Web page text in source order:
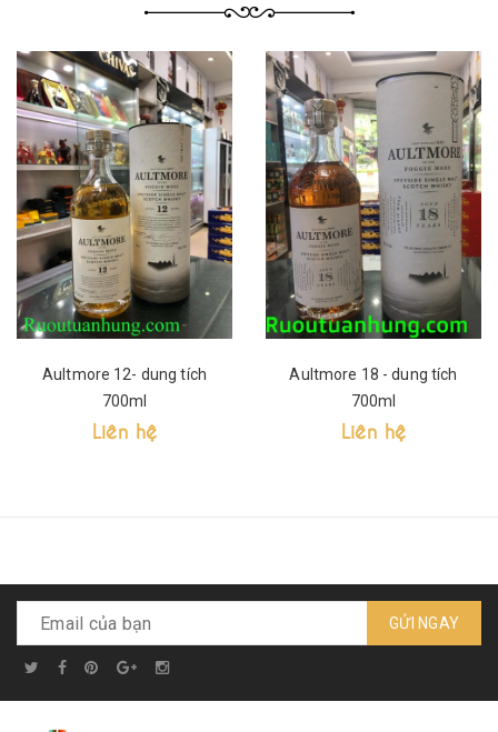
Aultmore 12- dung tích
700ml
Liên hệ
Aultmore 18 - dung tích
700ml
Liên hệ
GỬI NGAY